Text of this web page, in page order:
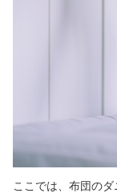
ここでは、布団の